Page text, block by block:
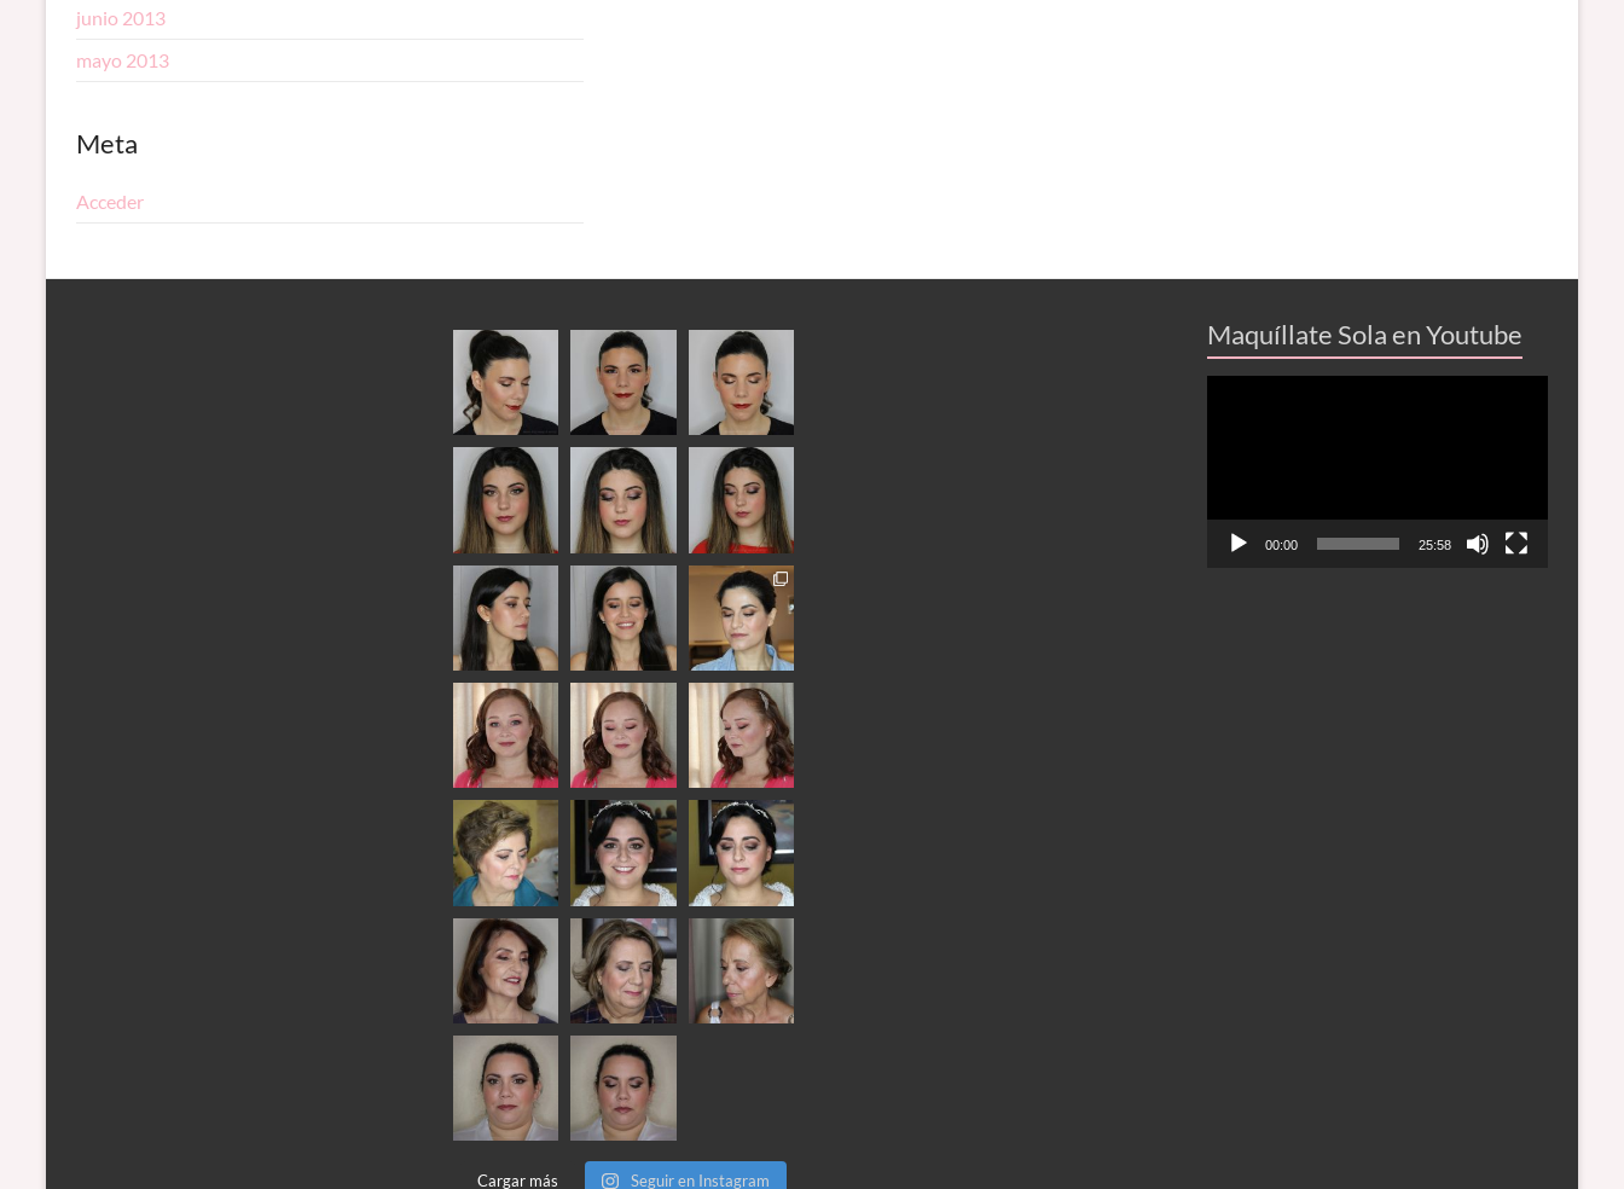
junio 2013
mayo 2013
Meta
Acceder
Cargar más Seguir en Instagram
Maquíllate Sola en Youtube
00:00 25:58